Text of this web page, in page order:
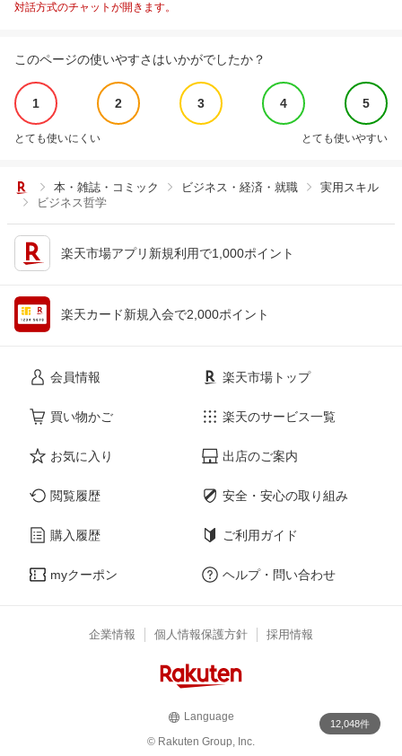
対話方式のチャットが開きます。
このページの使いやすさはいかがでしたか？
1 2 3 4 5
とても使いにくい とても使いやすい
本・雑誌・コミック ビジネス・経済・就職
実用スキル
ビジネス哲学
楽天市場アプリ新規利用で1,000ポイント
楽天カード新規入会で2,000ポイント
会員情報
買い物かご
お気に入り
閲覧履歴
購入履歴
myクーポン
楽天市場トップ
楽天のサービス一覧
出店のご案内
安全・安心の取り組み
ご利用ガイド
ヘルプ・問い合わせ
企業情報 個人情報保護方針 採用情報
Language
© Rakuten Group, Inc.
12,048件